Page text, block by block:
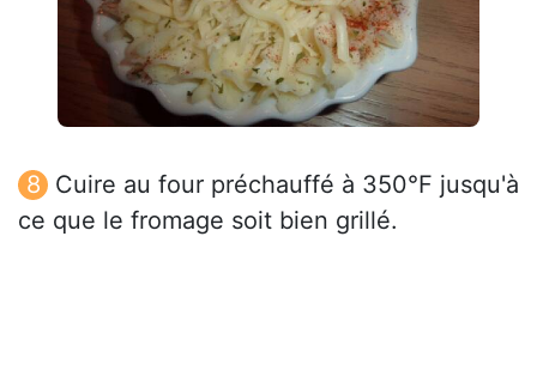
Cuire au four préchauffé à 350°F jusqu'à
ce que le fromage soit bien grillé.